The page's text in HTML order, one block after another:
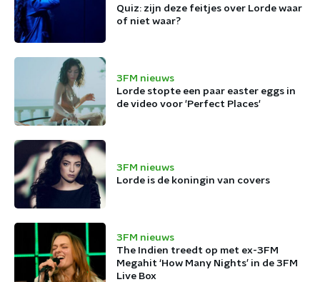
Quiz: zijn deze feitjes over Lorde waar
of niet waar?
3FM nieuws
Lorde stopte een paar easter eggs in
de video voor 'Perfect Places'
3FM nieuws
Lorde is de koningin van covers
3FM nieuws
The Indien treedt op met ex-3FM
Megahit ‘How Many Nights’ in de 3FM
Live Box